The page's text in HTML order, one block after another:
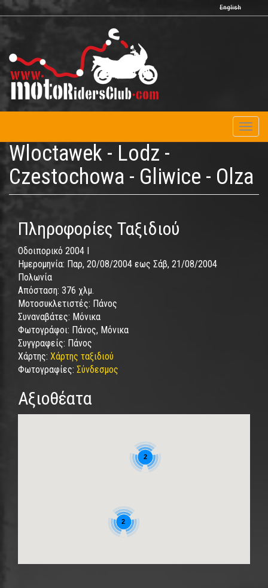
Παράκαμψη
προς
κυρίως
περιεχόμενο
English
Wloctawek - Lodz -
Czestochowa - Gliwice - Olza
Πληροφορίες Ταξιδιού
Οδοιπορικό 2004 I
Ημερομηνία: Παρ, 20/08/2004 εως Σάβ, 21/08/2004
Πολωνία
Απόσταση: 376 χλμ.
Μοτοσυκλετιστές: Πάνος
Συναναβάτες: Μόνικα
Φωτογράφοι: Πάνος, Μόνικα
Συγγραφείς: Πάνος
Χάρτης: Χάρτης ταξιδιού
Φωτογραφίες: Σύνδεσμος
Αξιοθέατα
2
2